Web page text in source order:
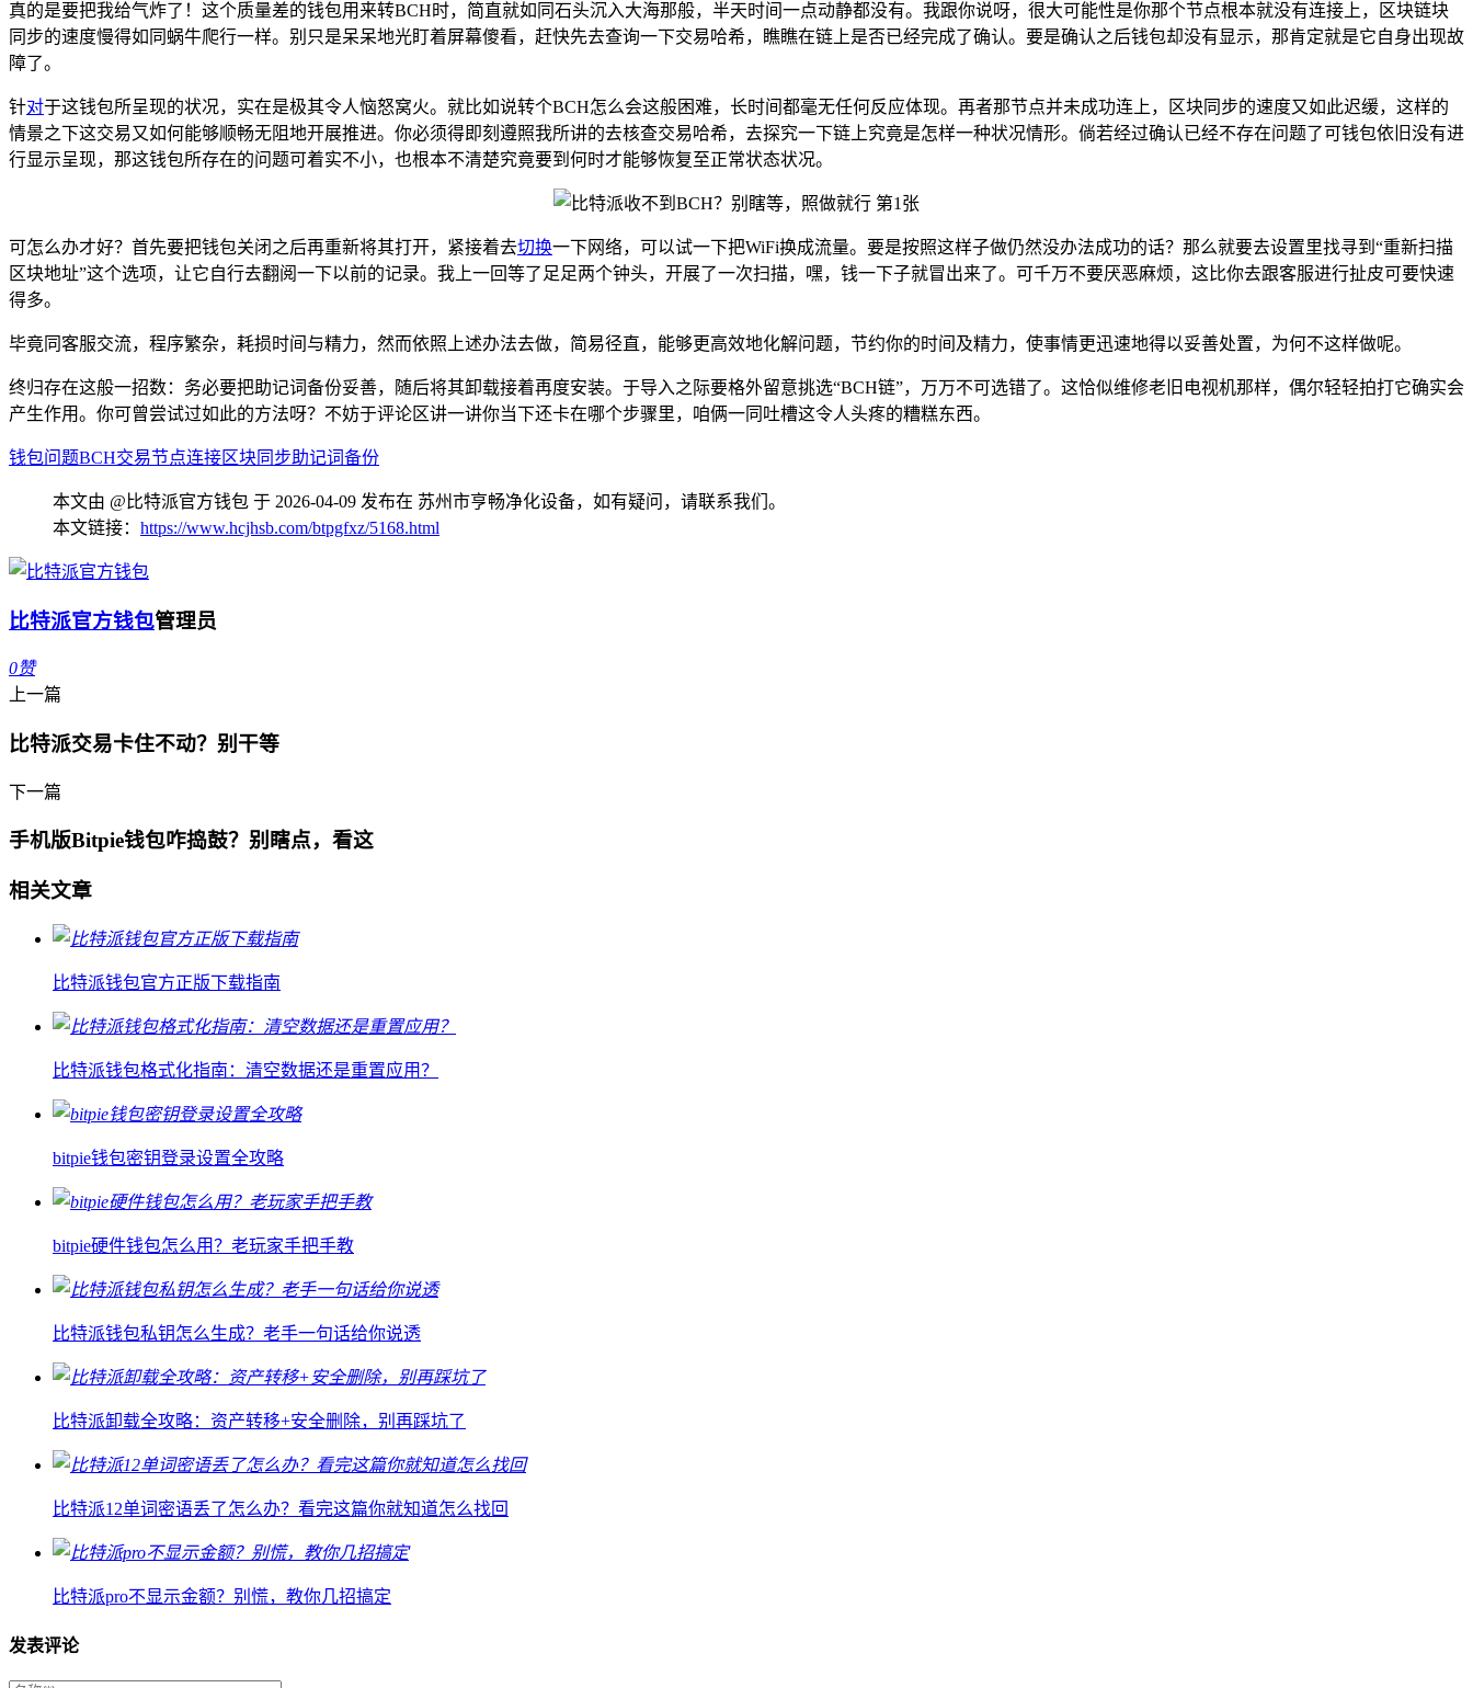
真的是要把我给气炸了！这个质量差的钱包用来转BCH时，简直就如同石头沉入大海那般，半天时间一点动静都没有。我跟你说呀，很大可能性是你那个节点根本就没有连接上，区块链块
同步的速度慢得如同蜗牛爬行一样。别只是呆呆地光盯着屏幕傻看，赶快先去查询一下交易哈希，瞧瞧在链上是否已经完成了确认。要是确认之后钱包却没有显示，那肯定就是它自身出现故
障了。
针对于这钱包所呈现的状况，实在是极其令人恼怒窝火。就比如说转个BCH怎么会这般困难，长时间都毫无任何反应体现。再者那节点并未成功连上，区块同步的速度又如此迟缓，这样的
情景之下这交易又如何能够顺畅无阻地开展推进。你必须得即刻遵照我所讲的去核查交易哈希，去探究一下链上究竟是怎样一种状况情形。倘若经过确认已经不存在问题了可钱包依旧没有进
行显示呈现，那这钱包所存在的问题可着实不小，也根本不清楚究竟要到何时才能够恢复至正常状态状况。
可怎么办才好？首先要把钱包关闭之后再重新将其打开，紧接着去切换一下网络，可以试一下把WiFi换成流量。要是按照这样子做仍然没办法成功的话？那么就要去设置里找寻到“重新扫描
区块地址”这个选项，让它自行去翻阅一下以前的记录。我上一回等了足足两个钟头，开展了一次扫描，嘿，钱一下子就冒出来了。可千万不要厌恶麻烦，这比你去跟客服进行扯皮可要快速
得多。
毕竟同客服交流，程序繁杂，耗损时间与精力，然而依照上述办法去做，简易径直，能够更高效地化解问题，节约你的时间及精力，使事情更迅速地得以妥善处置，为何不这样做呢。
终归存在这般一招数：务必要把助记词备份妥善，随后将其卸载接着再度安装。于导入之际要格外留意挑选“BCH链”，万万不可选错了。这恰似维修老旧电视机那样，偶尔轻轻拍打它确实会
产生作用。你可曾尝试过如此的方法呀？不妨于评论区讲一讲你当下还卡在哪个步骤里，咱俩一同吐槽这令人头疼的糟糕东西。
钱包问题BCH交易节点连接区块同步助记词备份
本文由 @比特派官方钱包 于 2026-04-09 发布在 苏州市亨畅净化设备，如有疑问，请联系我们。
本文链接： https://www.hcjhsb.com/btpgfxz/5168.html
比特派官方钱包管理员
0赞
上一篇
比特派交易卡住不动？别干等
下一篇
手机版Bitpie钱包咋捣鼓？别瞎点，看这
相关文章
比特派钱包官方正版下载指南
比特派钱包格式化指南：清空数据还是重置应用？
bitpie钱包密钥登录设置全攻略
bitpie硬件钱包怎么用？老玩家手把手教
比特派钱包私钥怎么生成？老手一句话给你说透
比特派卸载全攻略：资产转移+安全删除，别再踩坑了
比特派12单词密语丢了怎么办？看完这篇你就知道怎么找回
比特派pro不显示金额？别慌，教你几招搞定
发表评论